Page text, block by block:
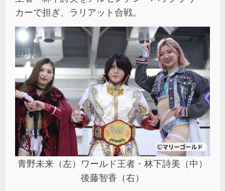
カーで担ぎ、ラリアット合戦。
青野未来（左）ワールド王者・林下詩美（中）
後藤智香（右）